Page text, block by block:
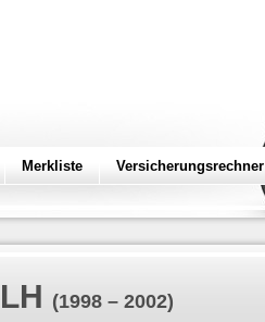
Merkliste Versicherungsrechner
(1998 – 2002)